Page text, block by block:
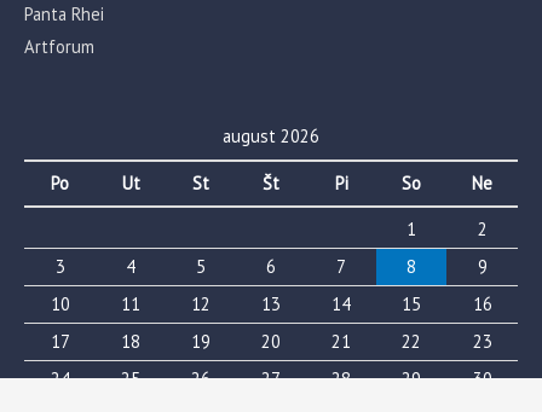
Panta Rhei
Artforum
august 2026
Po Ut St Št Pi So
Ne
1
2
3
4 5 6 7 8
9
10
11 12 13 14 15
16
17
18 19 20 21 22
23
24
25 26 27 28 29
30